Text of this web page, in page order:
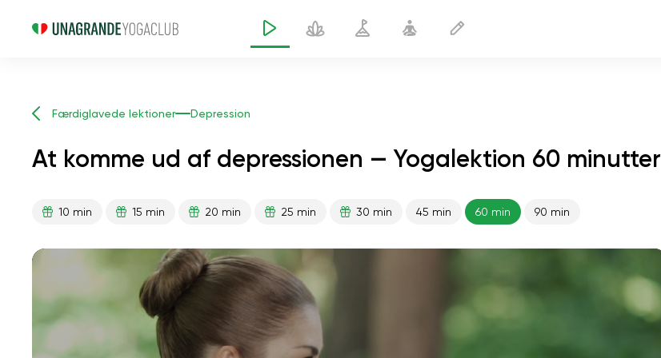
Færdiglavede lektioner Depression
At komme ud af depressionen — Yogalektion 60 minutter
10 min 15 min 20 min 25 min 30 min 45 min 60 min 90 min